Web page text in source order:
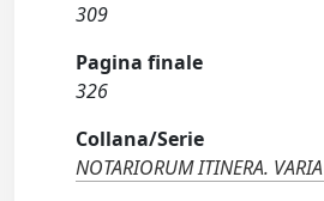
309
Pagina finale
326
Collana/Serie
NOTARIORUM ITINERA. VARIA